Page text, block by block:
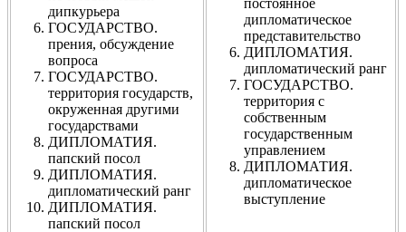
дипкурьера
ГОСУДАРСТВО.
прения, обсуждение
вопроса
ГОСУДАРСТВО.
территория государств,
окруженная другими
государствами
ДИПЛОМАТИЯ.
папский посол
ДИПЛОМАТИЯ.
дипломатический ранг
ДИПЛОМАТИЯ.
папский посол
дипломатическое
представительство
ДИПЛОМАТИЯ.
дипломатический ранг
ГОСУДАРСТВО.
территория с
собственным
государственным
управлением
ДИПЛОМАТИЯ.
дипломатическое
выступление